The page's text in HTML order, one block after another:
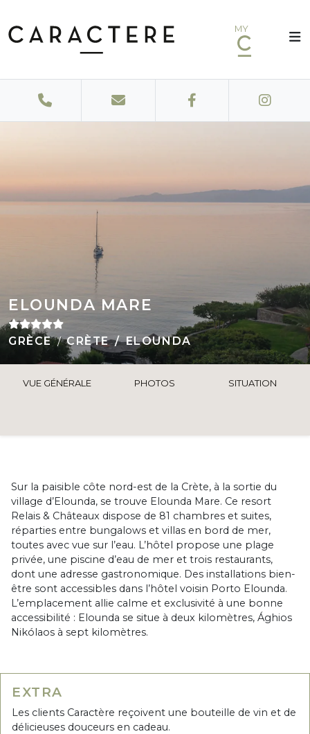
MY
ELOUNDA MARE
GRÈCE CRÈTE ELOUNDA
VUE GÉNÉRALE PHOTOS SITUATION
Sur la paisible côte nord-est de la Crète, à la sortie du
village d’Elounda, se trouve Elounda Mare. Ce resort
Relais & Châteaux dispose de 81 chambres et suites,
réparties entre bungalows et villas en bord de mer,
toutes avec vue sur l’eau. L’hôtel propose une plage
privée, une piscine d’eau de mer et trois restaurants,
dont une adresse gastronomique. Des installations bien-
être sont accessibles dans l’hôtel voisin Porto Elounda.
L’emplacement allie calme et exclusivité à une bonne
accessibilité : Elounda se situe à deux kilomètres, Ághios
Nikólaos à sept kilomètres.
EXTRA
Les clients Caractère reçoivent une bouteille de vin et de
délicieuses douceurs en cadeau.